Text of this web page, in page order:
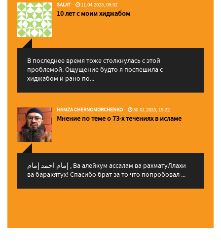
SALAT 11.04.2025, 09:02
10 лет с моим хиджабом
В последнее время тоже столкнулась с этой
проблемой. Ощущение будто я поспешила с
хиджабом и рано по...
HAMZA CHERNOMORCHENKO 30.01.2025, 15:22
Мнение по теме о 73-х течениях в исламе
إمام احمد إمام , Ва алейкум ассалам ва рахматуЛлахи
ва баракятух! Спасибо брат за то что попробовал ...